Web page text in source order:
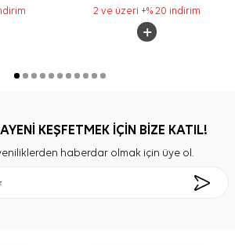
2 ve üzeri +% 20 indirim
KEŞFETMEK İÇİN BİZE KATIL!
haberdar olmak için üye ol.